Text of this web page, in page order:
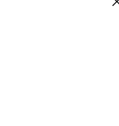
и
а
и